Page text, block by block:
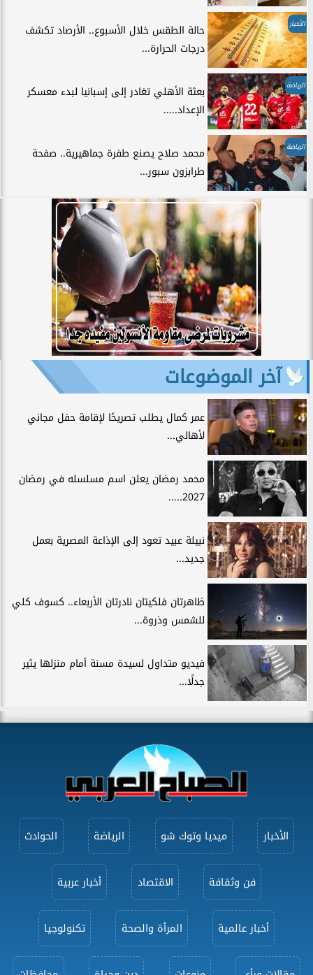
الأخبار
حالة الطقس خلال الأسبوع.. الأرصاد تكشف
درجات الحرارة...
الرياضة
بعثة الأهلي تغادر إلى إسبانيا لبدء معسكر
الإعداد.....
الرياضة
محمد صلاح يصنع طفرة جماهيرية.. صفحة
طرابزون سبور...
آخر الموضوعات
عمر كمال يطلب تصريحًا لإقامة حفل مجاني
لأهالي...
محمد رمضان يعلن اسم مسلسله في رمضان
2027.....
نبيلة عبيد تعود إلى الإذاعة المصرية بعمل
جديد...
ظاهرتان فلكيتان نادرتان الأربعاء.. كسوف كلي
للشمس وذروة...
فيديو متداول لسيدة مسنة أمام منزلها يثير
جدلًا...
الأخبار ميديا وتوك شو الرياضة الحوادث
فن وثقافة الاقتصاد أخبار عربية
أخبار عالمية المرأة والصحة تكنولوجيا